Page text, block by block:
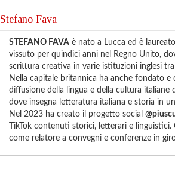
Stefano Fava
STEFANO FAVA è nato a Lucca ed è
vissuto per quindici anni nel Regno Unito,
scrittura creativa in varie istituzioni inglesi tra
Nella capitale britannica ha anche fondato e
diffusione della lingua e della cultura
dove insegna letteratura italiana e storia in
Nel 2023 ha creato il progetto social
TikTok contenuti storici, letterari e
come relatore a convegni e conferenze in